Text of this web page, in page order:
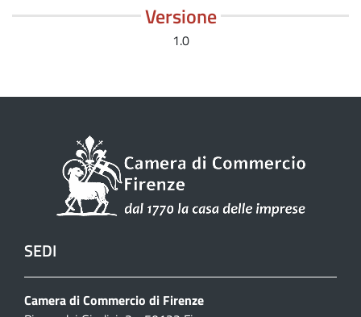
Versione
1.0
SEDI
Camera di Commercio di Firenze